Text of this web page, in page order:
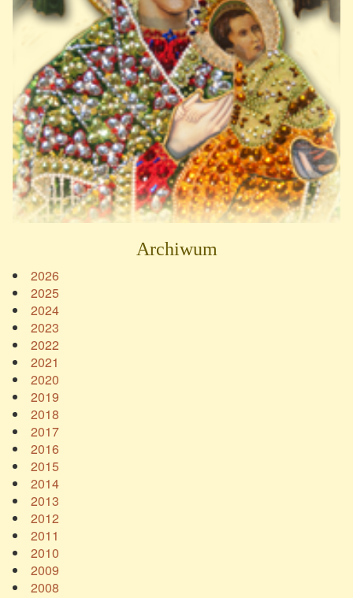
Archiwum
2026
2025
2024
2023
2022
2021
2020
2019
2018
2017
2016
2015
2014
2013
2012
2011
2010
2009
2008